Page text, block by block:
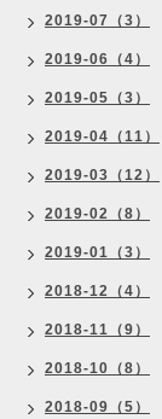
2019-07（3）
2019-06（4）
2019-05（3）
2019-04（11）
2019-03（12）
2019-02（8）
2019-01（3）
2018-12（4）
2018-11（9）
2018-10（8）
2018-09（5）